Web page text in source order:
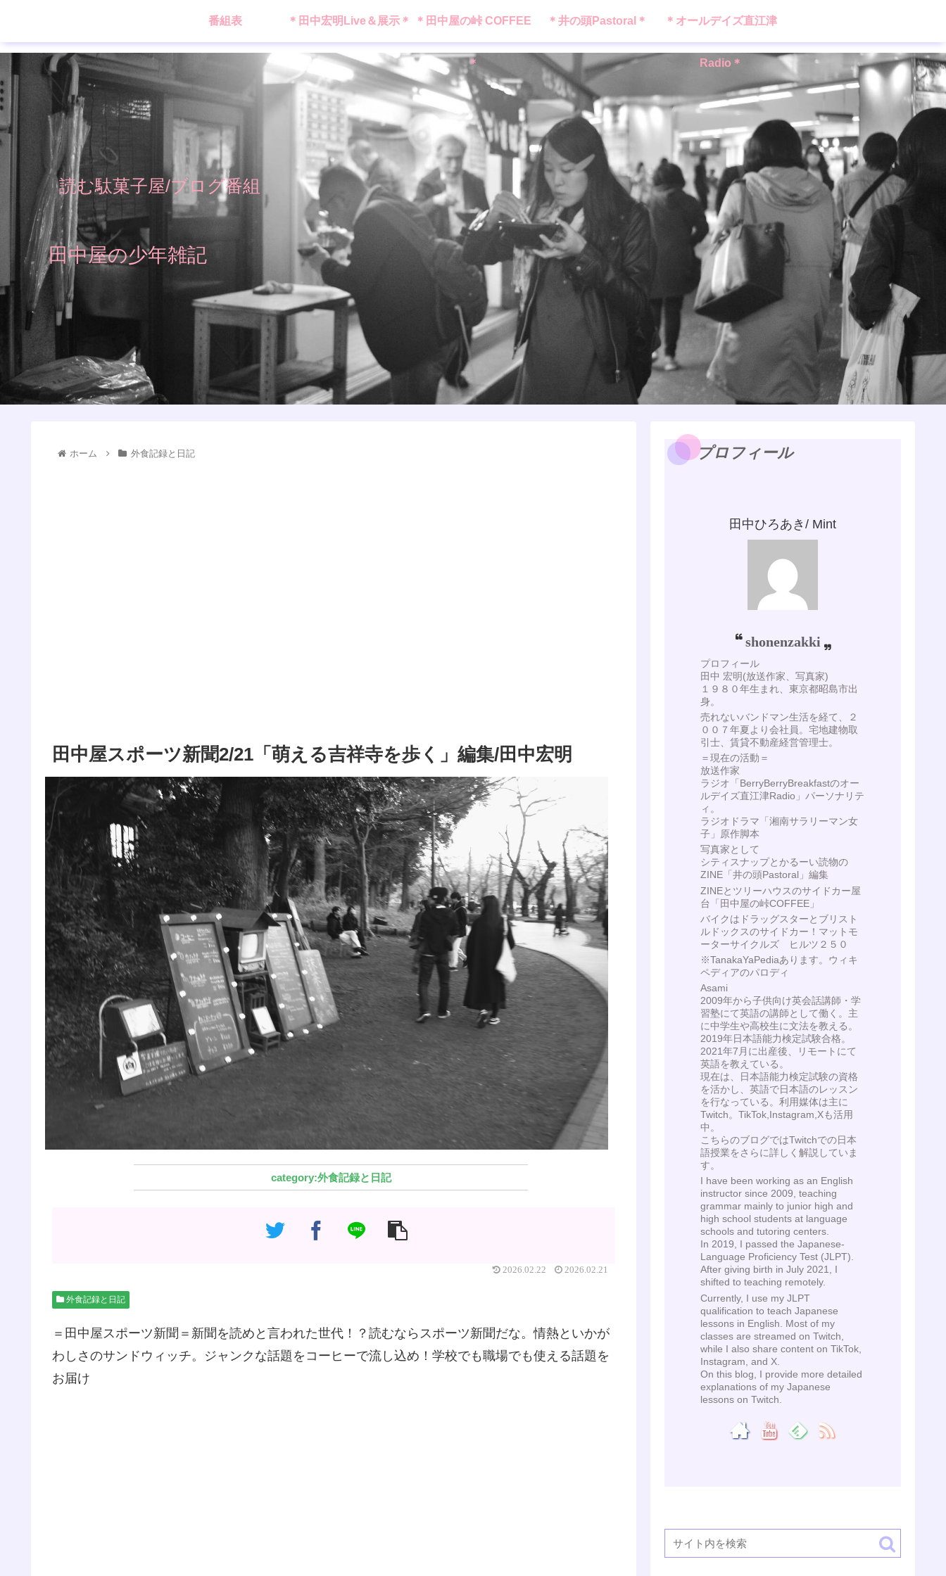
読む駄菓子屋/ブログ番組
田中屋の少年雑記
番組表 ＊田中宏明Live＆展示＊ ＊田中屋の峠 COFFEE
＊
＊井の頭Pastoral＊ ＊オールデイズ直江津
Radio＊
ホーム 外食記録と日記
田中屋スポーツ新聞2/21「萌える吉祥寺を歩く」編集/田中宏明
外食記録と日記
2026.02.22 2026.02.21
外食記録と日記
＝田中屋スポーツ新聞＝新聞を読めと言われた世代！？読むならスポーツ新聞だな。情熱といかが
わしさのサンドウィッチ。ジャンクな話題をコーヒーで流し込め！学校でも職場でも使える話題を
お届け
プロフィール
田中ひろあき/ Mint
shonenzakki
プロフィール
田中 宏明(放送作家、写真家)
１９８０年生まれ、東京都昭島市出
身。
売れないバンドマン生活を経て、２
００７年夏より会社員。宅地建物取
引士、賃貸不動産経営管理士。
＝現在の活動＝
放送作家
ラジオ「BerryBerryBreakfastのオー
ルデイズ直江津Radio」パーソナリテ
ィ。
ラジオドラマ「湘南サラリーマン女
子」原作脚本
写真家として
シティスナップとかるーい読物の
ZINE「井の頭Pastoral」編集
ZINEとツリーハウスのサイドカー屋
台「田中屋の峠COFFEE」
バイクはドラッグスターとブリスト
ルドックスのサイドカー！マットモ
ーターサイクルズ ヒルツ２５０
※TanakaYaPediaあります。ウィキ
ペディアのパロディ
Asami
2009年から子供向け英会話講師・学
習塾にて英語の講師として働く。主
に中学生や高校生に文法を教える。
2019年日本語能力検定試験合格。
2021年7月に出産後、リモートにて
英語を教えている。
現在は、日本語能力検定試験の資格
を活かし、英語で日本語のレッスン
を行なっている。利用媒体は主に
Twitch。TikTok,Instagram,Xも活用
中。
こちらのブログではTwitchでの日本
語授業をさらに詳しく解説していま
す。
I have been working as an English
instructor since 2009, teaching
grammar mainly to junior high and
high school students at language
schools and tutoring centers.
In 2019, I passed the Japanese-
Language Proficiency Test (JLPT).
After giving birth in July 2021, I
shifted to teaching remotely.
Currently, I use my JLPT
qualification to teach Japanese
lessons in English. Most of my
classes are streamed on Twitch,
while I also share content on TikTok,
Instagram, and X.
On this blog, I provide more detailed
explanations of my Japanese
lessons on Twitch.